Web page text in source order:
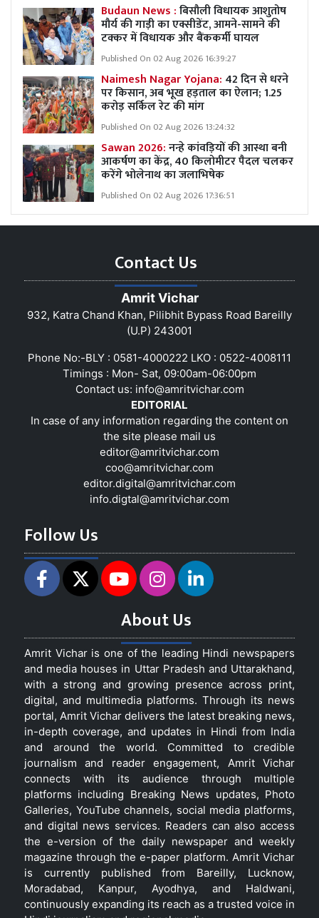
Budaun News :बिसौली विधायक आशुतोष
मौर्य की गाड़ी का एक्सीडेंट, आमने-सामने की
टक्कर में विधायक और बैंककर्मी घायल
Published On 02 Aug 2026 16:39:27
Naimesh Nagar Yojana: 42 दिन से धरने
पर किसान, अब भूख हड़ताल का ऐलान; 1.25
करोड़ सर्किल रेट की मांग
Published On 02 Aug 2026 13:24:32
Sawan 2026:नन्हे कांवड़ियों की आस्था बनी
आकर्षण का केंद्र, 40 किलोमीटर पैदल चलकर
करेंगे भोलेनाथ का जलाभिषेक
Published On 02 Aug 2026 17:36:51
Contact Us
Amrit Vichar
932, Katra Chand Khan, Pilibhit Bypass Road Bareilly
(U.P) 243001
Phone No:-BLY : 0581-4000222 LKO : 0522-4008111
Timings : Mon- Sat, 09:00am-06:00pm
Contact us: info@amritvichar.com
EDITORIAL
In case of any information regarding the content on
the site please mail us
editor@amritvichar.com
coo@amritvichar.com
editor.digital@amritvichar.com
info.digtal@amritvichar.com
Follow Us
About Us
Amrit Vichar is one of the leading Hindi newspapers
and media houses in Uttar Pradesh and Uttarakhand,
with a strong and growing presence across print,
digital, and multimedia platforms. Through its news
portal, Amrit Vichar delivers the latest breaking news,
in-depth coverage, and updates in Hindi from India
and around the world. Committed to credible
journalism and reader engagement, Amrit Vichar
connects with its audience through multiple
platforms including Breaking News updates, Photo
Galleries, YouTube channels, social media platforms,
and digital news services. Readers can also access
the e-version of the daily newspaper and weekly
magazine through the e-paper platform. Amrit Vichar
is currently published from Bareilly, Lucknow,
Moradabad, Kanpur, Ayodhya, and Haldwani,
continuously expanding its reach as a trusted voice in